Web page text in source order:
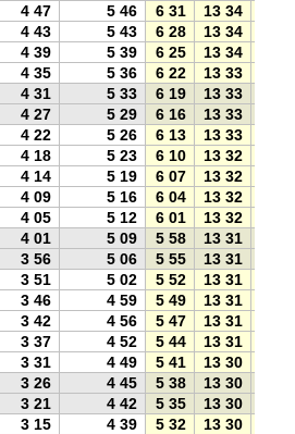
4 47 5 46 6 31 13 34
4 43 5 43 6 28 13 34
4 39 5 39 6 25 13 34
4 35 5 36 6 22 13 33
4 31 5 33 6 19 13 33
4 27 5 29 6 16 13 33
4 22 5 26 6 13 13 33
4 18 5 23 6 10 13 32
4 14 5 19 6 07 13 32
4 09 5 16 6 04 13 32
4 05 5 12 6 01 13 32
4 01 5 09 5 58 13 31
3 56 5 06 5 55 13 31
3 51 5 02 5 52 13 31
3 46 4 59 5 49 13 31
3 42 4 56 5 47 13 31
3 37 4 52 5 44 13 31
3 31 4 49 5 41 13 30
3 26 4 45 5 38 13 30
3 21 4 42 5 35 13 30
3 15 4 39 5 32 13 30